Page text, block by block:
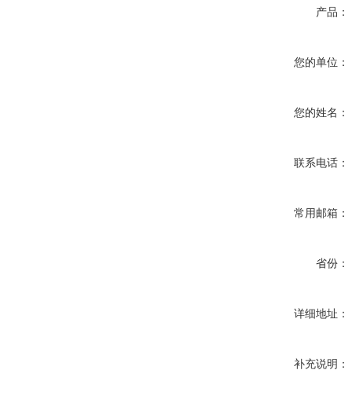
产品：
您的单位：
您的姓名：
联系电话：
常用邮箱：
省份：
详细地址：
补充说明：